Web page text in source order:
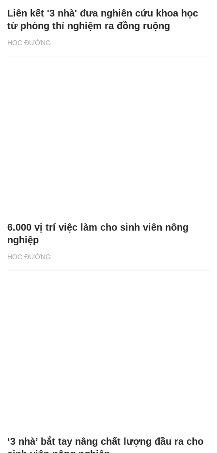
HỌC ĐƯỜNG
Liên kết '3 nhà' đưa nghiên cứu khoa học
từ phòng thí nghiệm ra đồng ruộng
HỌC ĐƯỜNG
6.000 vị trí việc làm cho sinh viên nông
nghiệp
‘3 nhà’ bắt tay nâng chất lượng đầu ra cho